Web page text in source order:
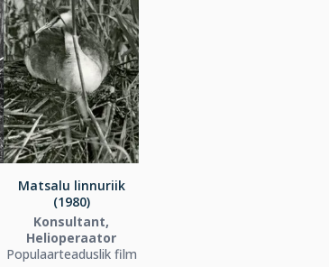
Matsalu linnuriik
(1980)
Konsultant,
Helioperaator
Populaarteaduslik film